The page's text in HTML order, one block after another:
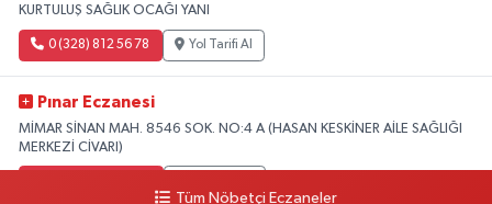
KURTULUŞ SAĞLIK OCAĞI YANI
0 (328) 812 56 78 Yol Tarifi Al
Pınar Eczanesi
MİMAR SİNAN MAH. 8546 SOK. NO:4 A (HASAN KESKİNER AİLE SAĞLIĞI
MERKEZİ CİVARI)
Tüm Nöbetçi Eczaneler